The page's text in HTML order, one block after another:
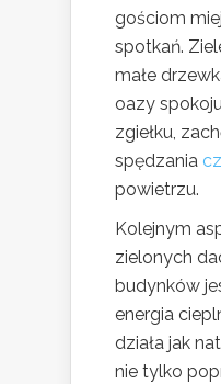
gościom
spotkań.
małe
oazy
zgiełku,
spędzania
powietrzu.
Kolejnym
zielonych
budynków
energia
działa jak
nie tylko